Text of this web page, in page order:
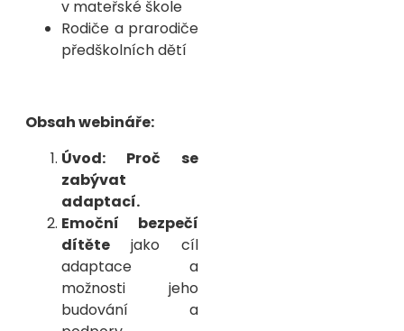
v mateřské škole
Rodiče a prarodiče
předškolních dětí
Obsah webináře:
Úvod: Proč se
zabývat
adaptací.
Emoční bezpečí
dítěte jako cíl
adaptace a
možnosti jeho
budování a